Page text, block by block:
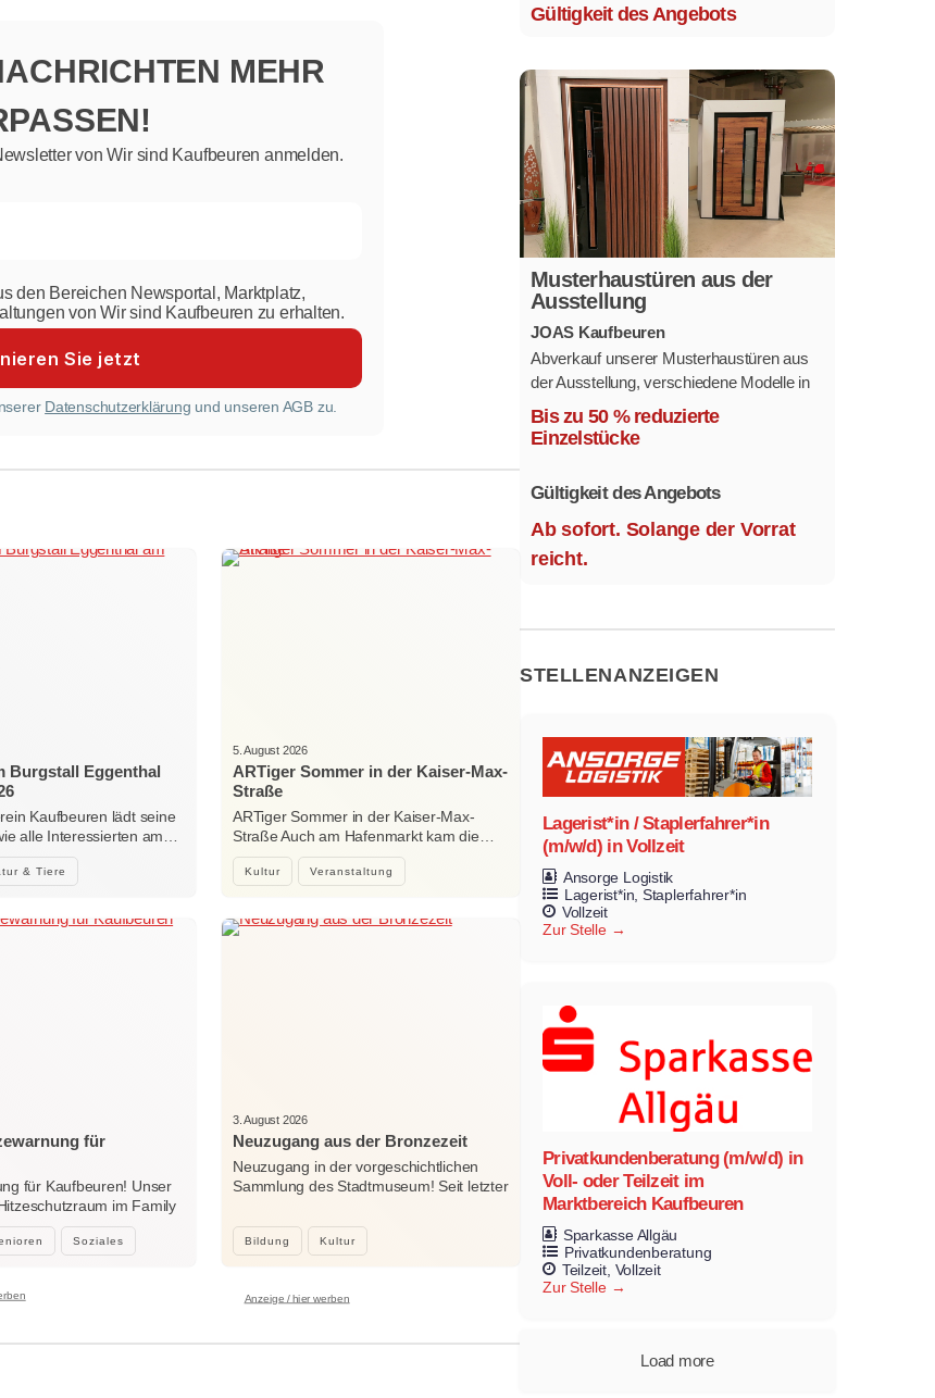
MEHR
von Wir sind Kaufbeuren anmelden.
den Bereichen Newsportal, Marktplatz,
von Wir sind Kaufbeuren zu erhalten.
Datenschutzerklärung und unseren AGB zu.
& Tiere
Burgstall Eggenthal
Kaufbeuren lädt seine
alle Interessierten am…
Kultur Veranstaltung
5. August 2026
ARTiger Sommer in der Kaiser-Max-
Straße
ARTiger Sommer in der Kaiser-Max-
Straße Auch am Hafenmarkt kam die…
Soziales
für
für Kaufbeuren! Unser
im Family
Bildung Kultur
3. August 2026
Neuzugang aus der Bronzezeit
Neuzugang in der vorgeschichtlichen
Sammlung des Stadtmuseum! Seit letzter
Anzeige / hier werben
Gültigkeit des Angebots
Musterhaustüren aus der
Ausstellung
JOAS Kaufbeuren
Abverkauf unserer Musterhaustüren aus
der Ausstellung, verschiedene Modelle in
mehreren Farben und
Ausstattungsvarianten.
Bis zu 50 % reduzierte
Einzelstücke
Gültigkeit des Angebots
Ab sofort. Solange der Vorrat
reicht.
STELLENANZEIGEN
Lagerist*in / Staplerfahrer*in
(m/w/d) in Vollzeit
Ansorge Logistik
Lagerist*in Staplerfahrer*in
Vollzeit
Zur Stelle
Privatkundenberatung (m/w/d) in
Voll- oder Teilzeit im
Marktbereich Kaufbeuren
Sparkasse Allgäu
Privatkundenberatung
Teilzeit Vollzeit
Zur Stelle
Load more